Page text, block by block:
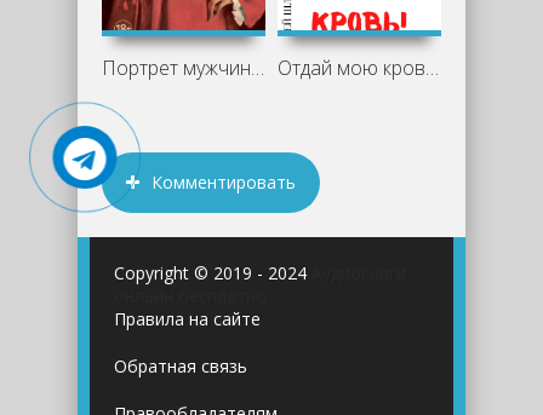
Портрет мужчины в красном - Джулиан Отдай мою кровь - Андрей Шляхов
Комментировать
Copyright © 2019 - 2024
Правила на сайте
Обратная связь